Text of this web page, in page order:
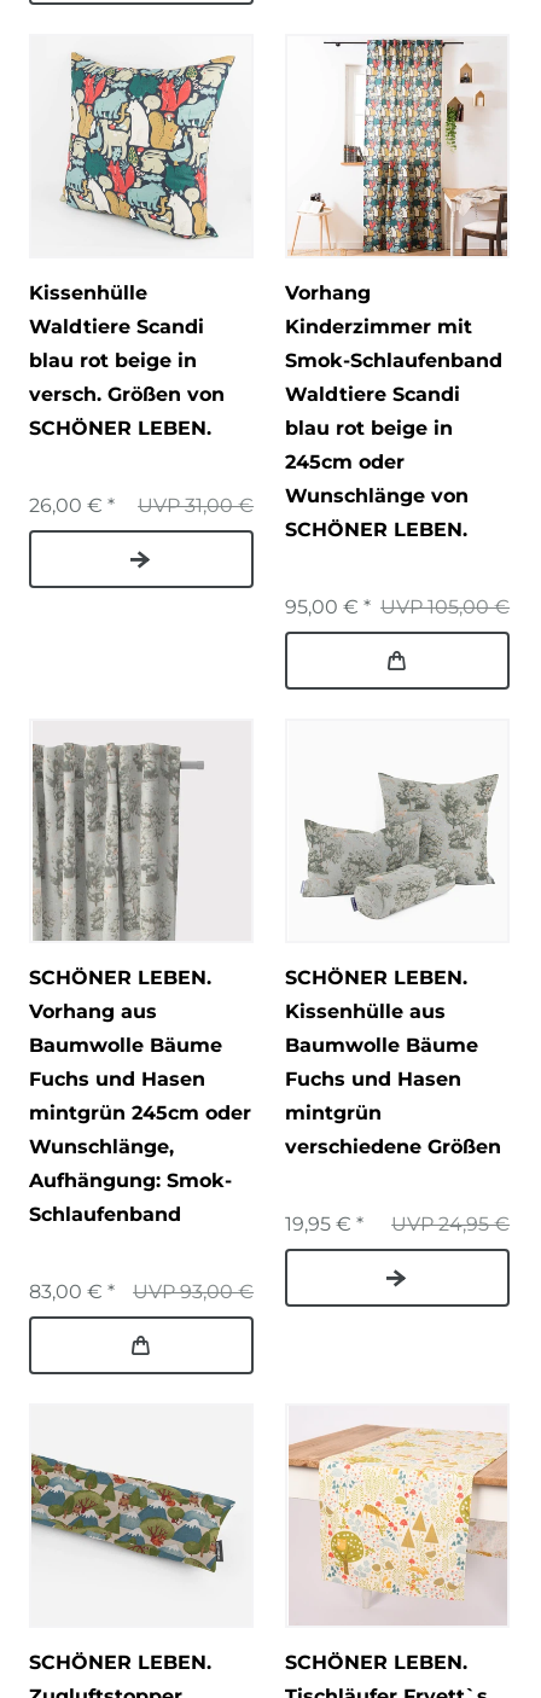
Kissenhülle
Waldtiere Scandi
blau rot beige in
versch. Größen von
SCHÖNER LEBEN.
UVP 31,00 €
26,00 € *
Vorhang
Kinderzimmer mit
Smok-Schlaufenband
Waldtiere Scandi
blau rot beige in
245cm oder
Wunschlänge von
SCHÖNER LEBEN.
UVP 105,00 €
95,00 € *
SCHÖNER LEBEN.
Vorhang aus
Baumwolle Bäume
Fuchs und Hasen
mintgrün 245cm oder
Wunschlänge,
Aufhängung: Smok-
Schlaufenband
UVP 93,00 €
83,00 € *
SCHÖNER LEBEN.
Kissenhülle aus
Baumwolle Bäume
Fuchs und Hasen
mintgrün
verschiedene Größen
UVP 24,95 €
19,95 € *
SCHÖNER LEBEN.
SCHÖNER LEBEN.